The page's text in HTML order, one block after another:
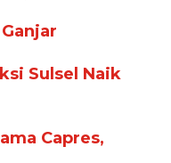
Sulsel Naik
Capres,